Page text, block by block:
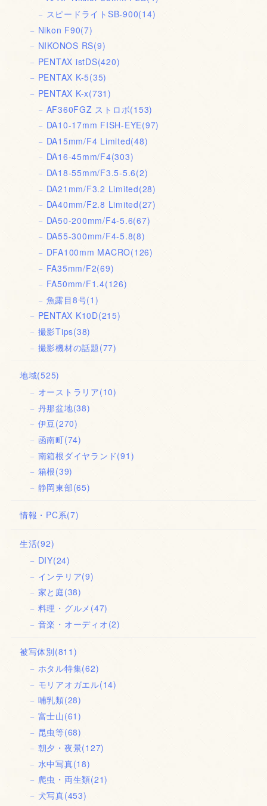
スピードライトSB-900(14)
Nikon F90(7)
NIKONOS RS(9)
PENTAX istDS(420)
PENTAX K-5(35)
PENTAX K-x(731)
AF360FGZ ストロボ(153)
DA10-17mm FISH-EYE(97)
DA15mm/F4 Limited(48)
DA16-45mm/F4(303)
DA18-55mm/F3.5-5.6(2)
DA21mm/F3.2 Limited(28)
DA40mm/F2.8 Limited(27)
DA50-200mm/F4-5.6(67)
DA55-300mm/F4-5.8(8)
DFA100mm MACRO(126)
FA35mm/F2(69)
FA50mm/F1.4(126)
魚露目8号(1)
PENTAX K10D(215)
撮影Tips(38)
撮影機材の話題 (77)
地域(525)
オーストラリア(10)
丹那盆地(38)
伊豆(270)
函南町(74)
南箱根ダイヤランド(91)
箱根(39)
静岡東部(65)
情報・PC系(7)
生活(92)
DIY(24)
インテリア(9)
家と庭(38)
料理・グルメ (47)
音楽・オーディオ(2)
被写体別(811)
ホタル特集(62)
モリアオガエル(14)
哺乳類(28)
富士山(61)
昆虫等(68)
朝夕・夜景(127)
水中写真(18)
爬虫・両生類(21)
犬写真(453)